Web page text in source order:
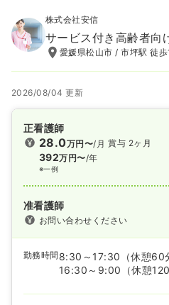
株式会社安信
サービス付き高齢者向
愛媛県松山市 / 市坪駅 徒
2026/08/04 更新
正看護師
28.0万円〜/月
392万円〜/年
※一例
賞与 2ヶ月
准看護師
お問い合わせください
勤務時間 8:30～17:30
（休憩60
16:30～9:00
（休憩